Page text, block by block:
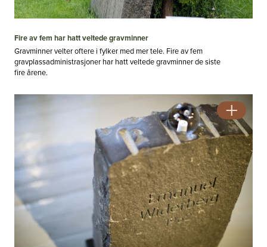
Fire av fem har hatt veltede gravminner
Gravminner velter oftere i fylker med mer tele. Fire av fem
gravplassadministrasjoner har hatt veltede gravminner de siste
fire årene.